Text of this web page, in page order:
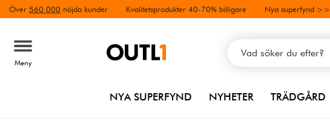
Över 560 000 nöjda kunder Kvalitetsprodukter 40-70% billigare Nya superfynd >>
Meny
NYA SUPERFYND NYHETER TRÄDGÅRD